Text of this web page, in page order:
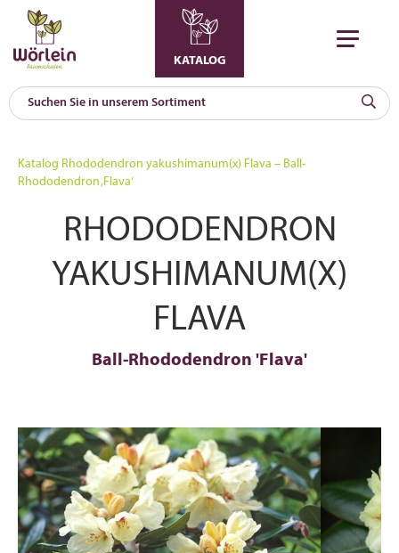
KATALOG
Katalog Rhododendron yakushimanum(x) Flava – Ball-
Rhododendron ‚Flava‘
RHODODENDRON
YAKUSHIMANUM(X)
FLAVA
Ball-Rhododendron 'Flava'